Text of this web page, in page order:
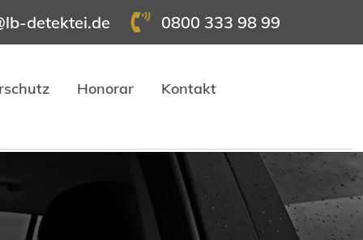
detektei.de 0800 333 98 99
Honorar Kontakt